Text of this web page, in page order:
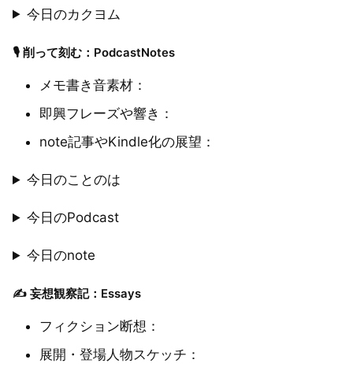
今日のカクヨム
🎙 削って刻む：PodcastNotes
メモ書き音素材：
即興フレーズや響き：
note記事やKindle化の展望：
今日のことのは
今日のPodcast
今日のnote
✍️ 妄想観察記：Essays
フィクション断想：
展開・登場人物スケッチ：